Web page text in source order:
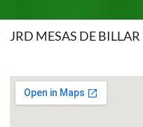
JRD MESAS DE BILLAR